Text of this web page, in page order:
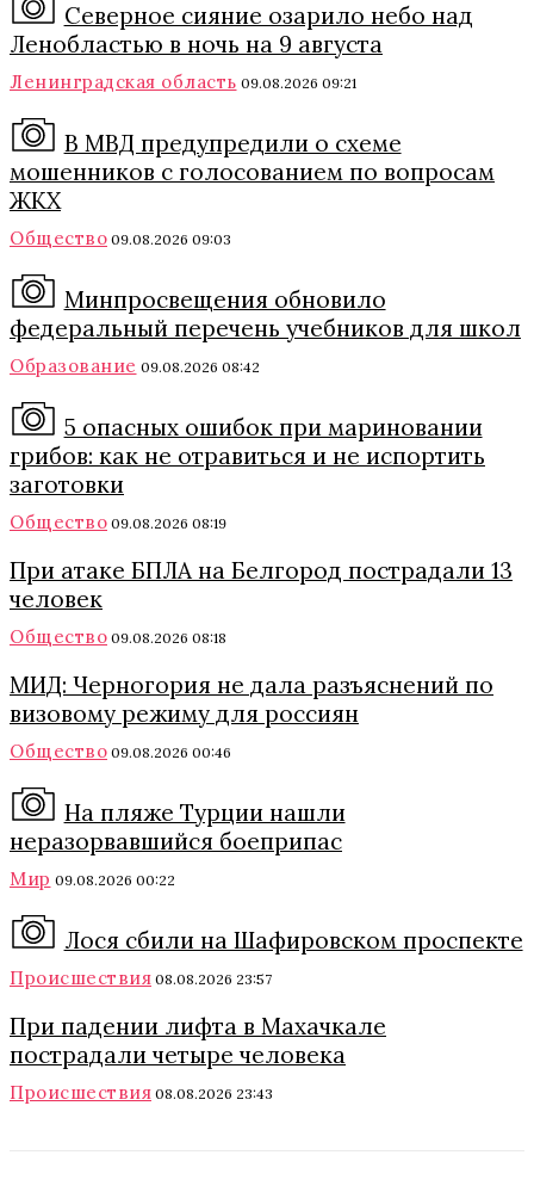
Северное сияние озарило небо над
Ленобластью в ночь на 9 августа
Ленинградская область 09.08.2026 09:21
В МВД предупредили о схеме
мошенников с голосованием по вопросам
ЖКХ
Общество 09.08.2026 09:03
Минпросвещения обновило
федеральный перечень учебников для школ
Образование 09.08.2026 08:42
5 опасных ошибок при мариновании
грибов: как не отравиться и не испортить
заготовки
Общество 09.08.2026 08:19
При атаке БПЛА на Белгород пострадали 13
человек
Общество 09.08.2026 08:18
МИД: Черногория не дала разъяснений по
визовому режиму для россиян
Общество 09.08.2026 00:46
На пляже Турции нашли
неразорвавшийся боеприпас
Мир 09.08.2026 00:22
Лося сбили на Шафировском проспекте
Происшествия 08.08.2026 23:57
При падении лифта в Махачкале
пострадали четыре человека
Происшествия 08.08.2026 23:43